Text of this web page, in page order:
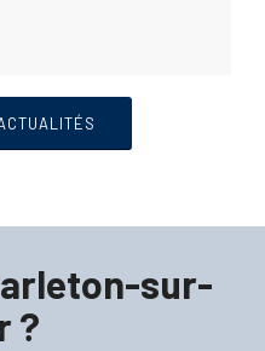
sur-
?